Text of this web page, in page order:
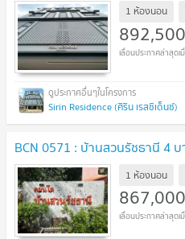
1 ห้องนอน
892,500
Sirin Residence (ศิริน เรสซิเด็นซ์)
BCN 0571 : บ้านสวนรัชธานี 4 บ
1 ห้องนอน
867,000